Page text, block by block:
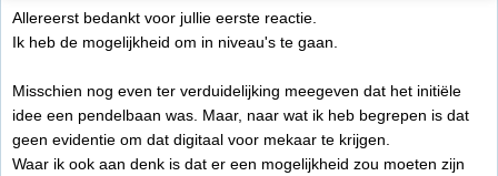
Allereerst bedankt voor jullie eerste reactie.
Ik heb de mogelijkheid om in niveau's te gaan.
Misschien nog even ter verduidelijking meegeven dat het initiële
idee een pendelbaan was. Maar, naar wat ik heb begrepen is dat
geen evidentie om dat digitaal voor mekaar te krijgen.
Waar ik ook aan denk is dat er een mogelijkheid zou moeten zijn